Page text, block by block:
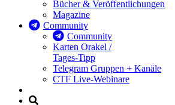
Bücher & Veröffentlichungen
Magazine
Community
Community
Karten Orakel /
Tages-Tipp
Telegram Gruppen + Kanäle
CTF Live-Webinare